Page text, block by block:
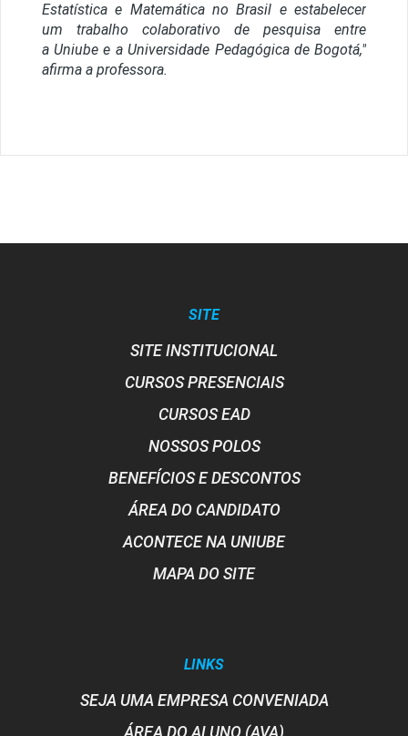
Estatística e Matemática no Brasil e estabelecer
um trabalho colaborativo de pesquisa entre
a Uniube e a Universidade Pedagógica de Bogotá,"
afirma a professora.
SITE
SITE INSTITUCIONAL
CURSOS PRESENCIAIS
CURSOS EAD
NOSSOS POLOS
BENEFÍCIOS E DESCONTOS
ÁREA DO CANDIDATO
ACONTECE NA UNIUBE
MAPA DO SITE
LINKS
SEJA UMA EMPRESA CONVENIADA